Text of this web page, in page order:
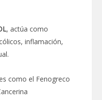
, actúa como
inflamación,
como el Fenogreco